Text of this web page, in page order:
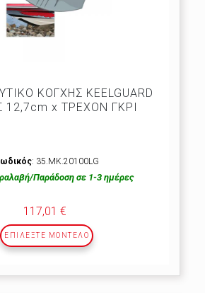
ΚΟΓΧΗΣ KEELGUARD
12,7cm x ΤΡΕΧΟΝ ΓΚΡΙ
: 35.ΜΚ.20100LG
Παράδοση σε 1-3 ημέρες
117,01 €
ΕΠΙΛΕΞΤΕ ΜΟΝΤΕΛΟ